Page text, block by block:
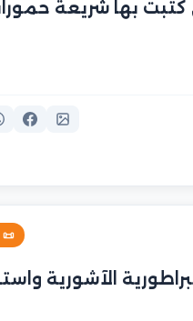
كتبت بها شريعة
📜
الآشورية